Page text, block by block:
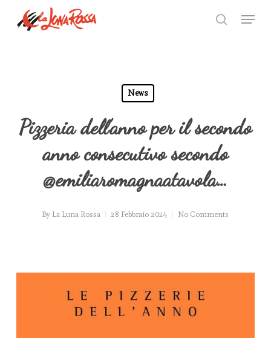
search
Menu
News
Pizzeria dell’anno per il secondo
anno consecutivo secondo
@emiliaromagnaatavola…
By La Luna Rossa 28 Febbraio 2024 No Comments